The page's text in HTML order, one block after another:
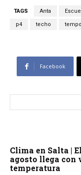
TAGS Anta
p4 techo
Facebook
Clima en Salta |
agosto llega con
temperatura